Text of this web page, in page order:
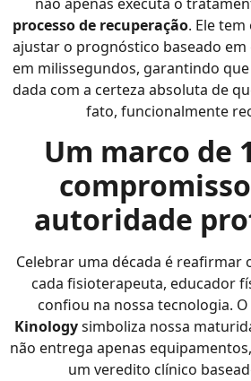
processo de recuperação. Ele
ajustar o prognóstico baseado em
em milissegundos, garantindo
dada com a certeza absoluta de
fato, funcionalmente
Um marco de
autoridade
Celebrar uma década é reafirmar
cada fisioterapeuta, educador
confiou na nossa tecnologia.
Kinologysimboliza nossa
não entrega apenas
um veredito clínico